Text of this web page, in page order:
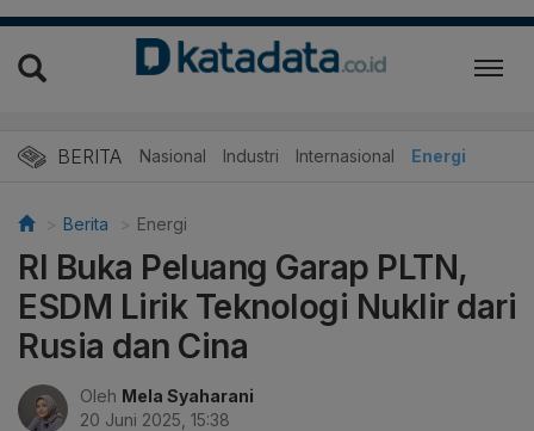
BERITA Nasional Industri Internasional Energi
Berita Energi
RI Buka Peluang Garap PLTN,
ESDM Lirik Teknologi Nuklir dari
Rusia dan Cina
Oleh Mela Syaharani
20 Juni 2025, 15:38